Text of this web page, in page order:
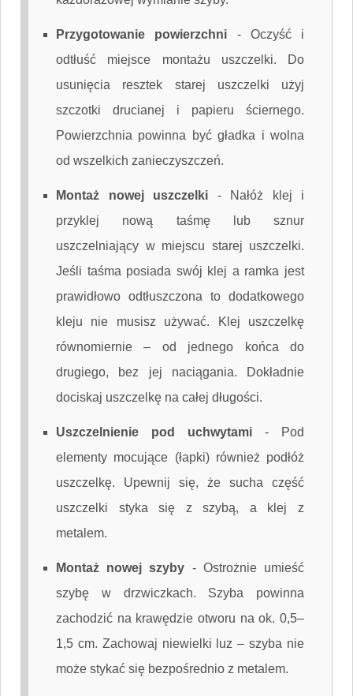
Przygotowanie powierzchni - Oczyść i
odtłuść miejsce montażu uszczelki. Do
usunięcia resztek starej uszczelki użyj
szczotki drucianej i papieru ściernego.
Powierzchnia powinna być gładka i wolna
od wszelkich zanieczyszczeń.
Montaż nowej uszczelki -
Nałóż klej i
przyklej nową taśmę lub sznur
uszczelniający w miejscu starej uszczelki.
Jeśli taśma posiada swój klej a ramka jest
prawidłowo odtłuszczona to dodatkowego
kleju nie musisz używać. Klej uszczelkę
równomiernie – od jednego końca do
drugiego, bez jej naciągania. Dokładnie
dociskaj uszczelkę na całej długości.
Uszczelnienie pod uchwytami -
Pod
elementy mocujące (łapki) również podłóż
uszczelkę. Upewnij się, że sucha część
uszczelki styka się z szybą, a klej z
metalem.
Montaż nowej szyby - Ostrożnie umieść
szybę w drzwiczkach. Szyba powinna
zachodzić na krawędzie otworu na ok. 0,5–
1,5 cm. Zachowaj niewielki luz – szyba nie
może stykać się bezpośrednio z metalem.